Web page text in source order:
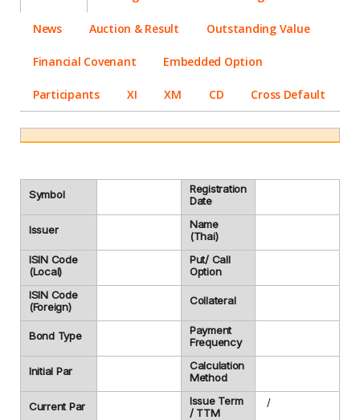
News Auction & Result Outstanding Value
Financial Covenant Embedded Option
Participants XI XM CD Cross Default
Symbol
Registration
Date
Issuer
Name
(Thai)
ISIN Code
(Local)
Put/ Call
Option
ISIN Code
(Foreign)
Collateral
Bond Type
Payment
Frequency
Initial Par
Calculation
Method
Current Par
Issue Term
/ TTM
/